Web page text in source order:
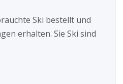
Ski bestellt und
erhalten. Sie Ski sind